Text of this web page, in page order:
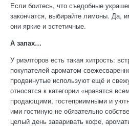
Если боитесь, что съедобные
закончатся, выбирайте лимоны. Да,
они яркие и эстетичные.
А запах…
У риэлторов есть такая хитрость:
покупателей ароматом
продвинутые используют ещё и
относятся к категории «нравятся
продающими, гостеприимными и
ими гостиную не обязательно
целый день заваривать кофе,